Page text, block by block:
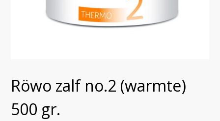
Röwo zalf no.2 (warmte)
500 gr.